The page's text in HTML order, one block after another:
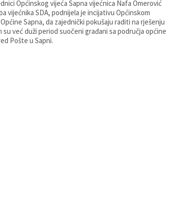
Općinskog vijeća Sapna vijećnica Nafa Omerović
vijećnika SDA, podnijela je incijativu Općinskom
Sapna, da zajednički pokušaju raditi na rješenju
su već duži period suočeni građani sa područja općine
Pošte u Sapni.